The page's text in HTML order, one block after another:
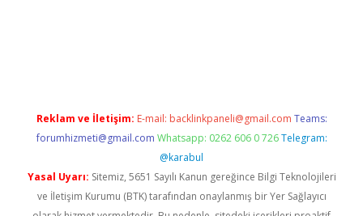
Reklam ve İletişim: E-mail: backlinkpaneli@gmail.com Teams:
forumhizmeti@gmail.com Whatsapp: 0262 606 0 726 Telegram:
@karabul
Yasal Uyarı: Sitemiz, 5651 Sayılı Kanun gereğince Bilgi Teknolojileri
ve İletişim Kurumu (BTK) tarafından onaylanmış bir Yer Sağlayıcı